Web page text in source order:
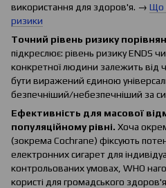
використання для здоров'я. → Що
ризики
Точний рівень ризику
підкреслює: рівень ризику ENDS
конкретної людини залежить від
бути виражений єдиною
безпечніший/небезпечніший за
Ефективність для масової
популяційному рівні. Хоча
(зокрема Cochrane) фіксують
електронних сигарет для
контрольованих умовах, WHO
користі для громадського